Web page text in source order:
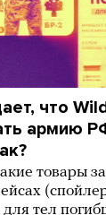
что
армию
товары
тел